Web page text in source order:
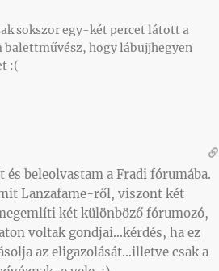
sokszor egy-két percet látott a
balettművész, hogy lábujjhegyen
:(
és beleolvastam a Fradi fórumába.
Lanzafame-ről, viszont két
két különböző fórumozó,
voltak gondjai…kérdés, ha ez
az eligazolását…illetve csak a